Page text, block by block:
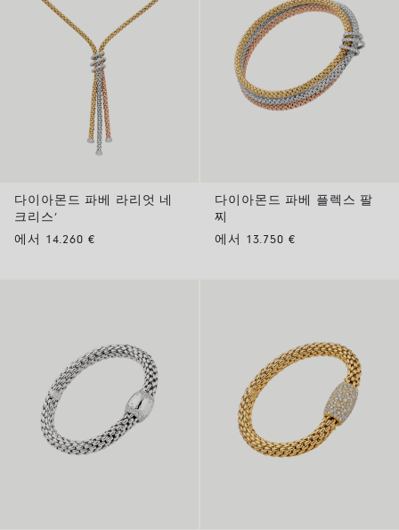
다이아몬드 파베 라리엇 네
크리스’
에서 14.260 €
다이아몬드 파베 플렉스 팔
찌
에서 13.750 €